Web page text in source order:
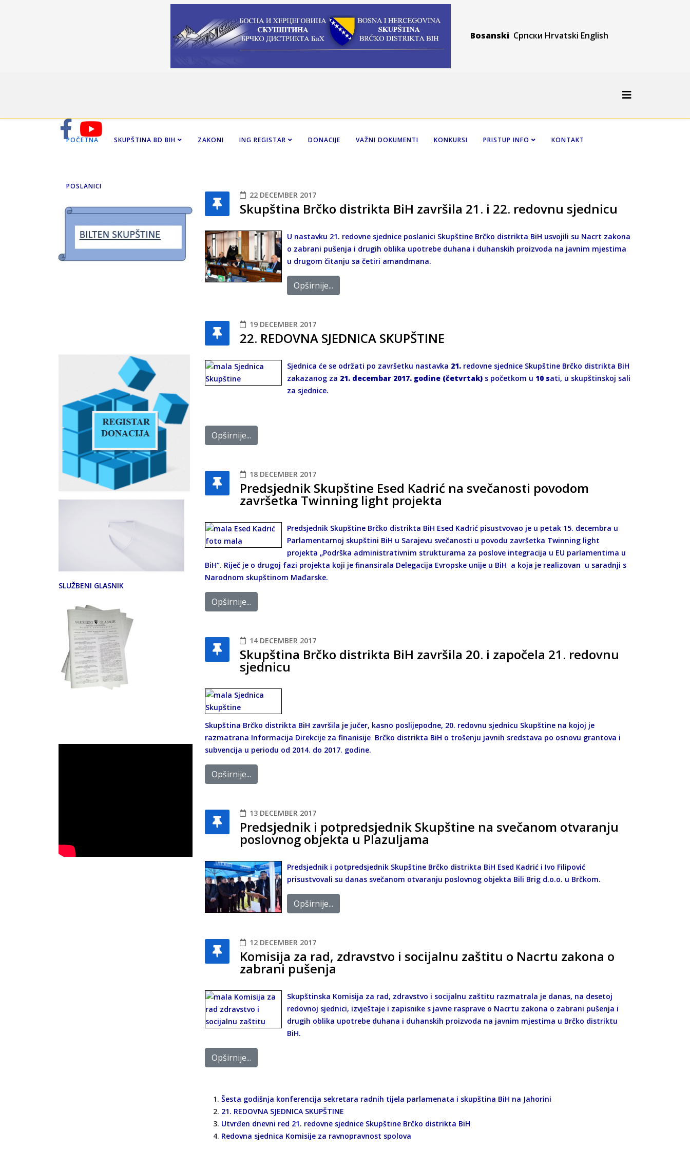
Bosanski Српски Hrvatski English
POČETNA SKUPŠTINA BD BIH ZAKONI ING REGISTAR DONACIJE VAŽNI DOKUMENTI KONKURSI PRISTUP INFO KONTAKT
POSLANICI
SLUŽBENI GLASNIK
22 DECEMBER 2017
Skupština Brčko distrikta BiH završila 21. i 22. redovnu sjednicu
U nastavku 21. redovne sjednice poslanici Skupštine Brčko distrikta BiH usvojili su Nacrt zakona
o zabrani pušenja i drugih oblika upotrebe duhana i duhanskih proizvoda na javnim mjestima
u drugom čitanju sa četiri amandmana.
Opširnije...
19 DECEMBER 2017
22. REDOVNA SJEDNICA SKUPŠTINE
Sjednica će se održati po završetku nastavka 21. redovne sjednice Skupštine Brčko distrikta BiH
zakazanog za 21. decembar 2017. godine (četvrtak) s početkom u 10 sati, u skupštinskoj sali
za sjednice.
Opširnije...
18 DECEMBER 2017
Predsjednik Skupštine Esed Kadrić na svečanosti povodom
završetka Twinning light projekta
Predsjednik Skupštine Brčko distrikta BiH Esed Kadrić pisustvovao je u petak 15. decembra u
Parlamentarnoj skupštini BiH u Sarajevu svečanosti u povodu završetka Twinning light
projekta „Podrška administrativnim strukturama za poslove integracija u EU parlamentima u
BiH“. Riječ je o drugoj fazi projekta koji je finansirala Delegacija Evropske unije u BiH a koja je realizovan u saradnji s
Narodnom skupštinom Mađarske.
Opširnije...
14 DECEMBER 2017
Skupština Brčko distrikta BiH završila 20. i započela 21. redovnu
sjednicu
Skupština Brčko distrikta BiH završila je jučer, kasno poslijepodne, 20. redovnu sjednicu Skupštine na kojoj je
razmatrana Informacija Direkcije za finanisije Brčko distrikta BiH o trošenju javnih sredstava po osnovu grantova i
subvencija u periodu od 2014. do 2017. godine.
Opširnije...
13 DECEMBER 2017
Predsjednik i potpredsjednik Skupštine na svečanom otvaranju
poslovnog objekta u Plazuljama
Predsjednik i potpredsjednik Skupštine Brčko distrikta BiH Esed Kadrić i Ivo Filipović
prisustvovali su danas svečanom otvaranju poslovnog objekta Bili Brig d.o.o. u Brčkom.
Opširnije...
12 DECEMBER 2017
Komisija za rad, zdravstvo i socijalnu zaštitu o Nacrtu zakona o
zabrani pušenja
Skupštinska Komisija za rad, zdravstvo i socijalnu zaštitu razmatrala je danas, na desetoj
redovnoj sjednici, izvještaje i zapisnike s javne rasprave o Nacrtu zakona o zabrani pušenja i
drugih oblika upotrebe duhana i duhanskih proizvoda na javnim mjestima u Brčko distriktu
BiH.
Opširnije...
Šesta godišnja konferencija sekretara radnih tijela parlamenata i skupština BiH na Jahorini
21. REDOVNA SJEDNICA SKUPŠTINE
Utvrđen dnevni red 21. redovne sjednice Skupštine Brčko distrikta BiH
Redovna sjednica Komisije za ravnopravnost spolova